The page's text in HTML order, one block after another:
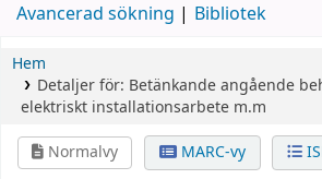
Avancerad sökning Bibliotek
Hem
Detaljer för: Betänkande angående
elektriskt installationsarbete m.m
Normalvy
MARC-vy